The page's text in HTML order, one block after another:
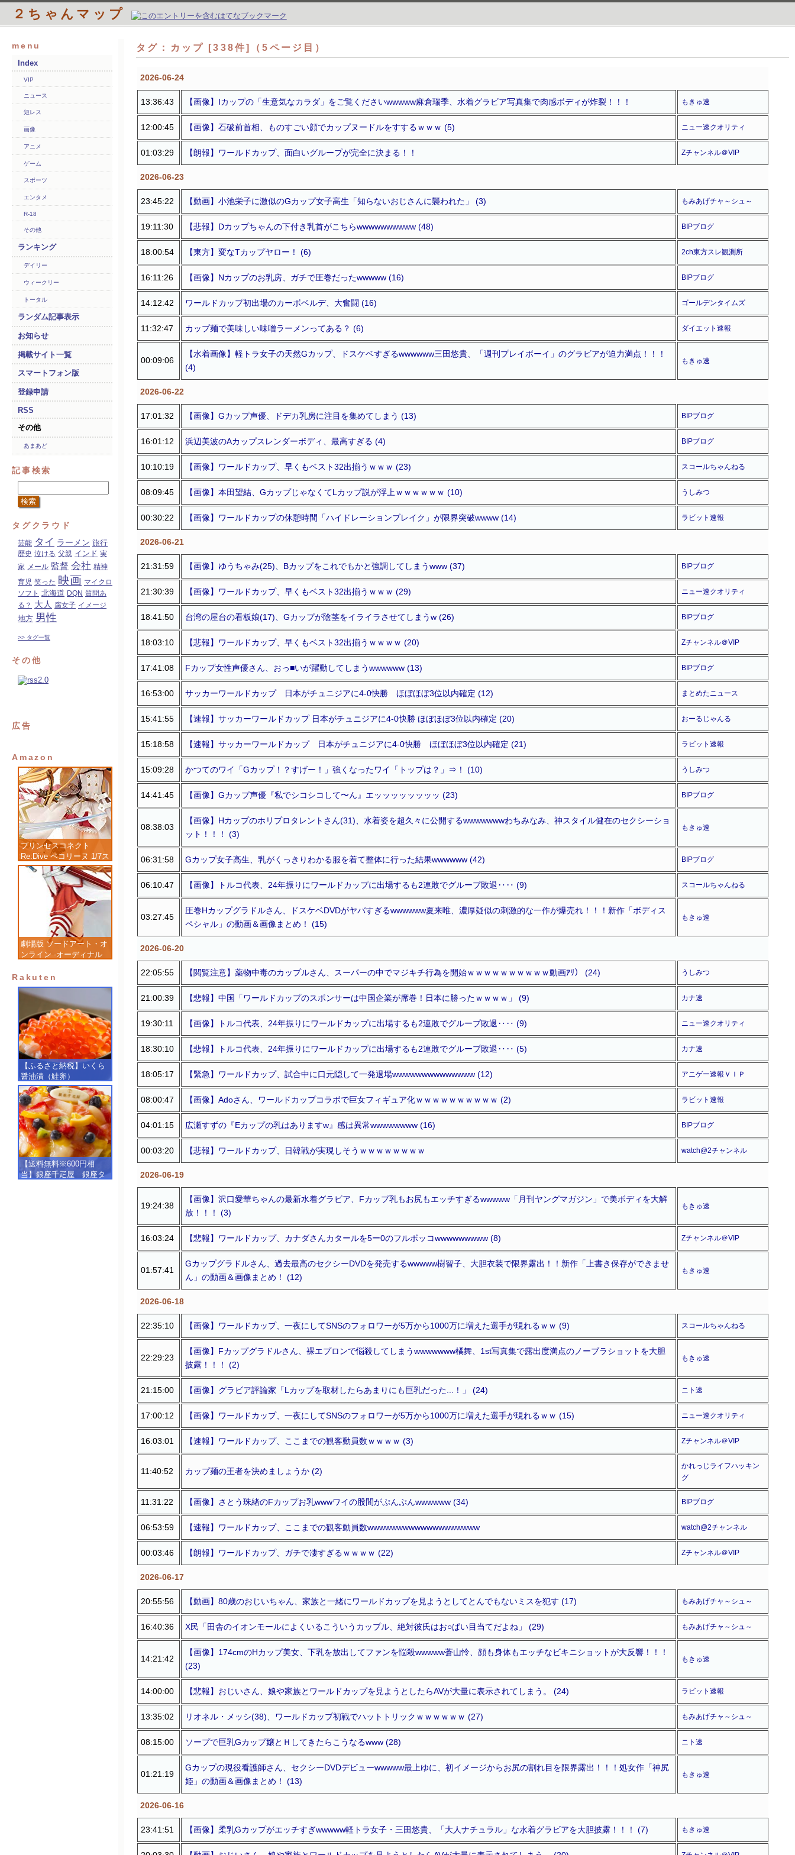
２ちゃんマップ
menu
Index
VIP
ニュース
短レス
画像
アニメ
ゲーム
スポーツ
エンタメ
R-18
その他
ランキング
デイリー
ウィークリー
トータル
ランダム記事表示
お知らせ
掲載サイト一覧
スマートフォン版
登録申請
RSS
その他
あまあど
記事検索
タグクラウド
芸能 タイ ラーメン 旅行
歴史 泣ける 父親 インド 実
家
メール 監督 会社 精神
育児 笑った 映画 マイクロ
ソフト 北海道 DQN 質問あ
る？ 大人 腐女子 イメージ
地方 男性
>> タグ一覧
その他
広告
Amazon
プリンセスコネクト
Re:Dive ペコリーヌ 1/7ス
ケール 塗装済み完成品フ
ィギュア
劇場版 ソードアート・オ
ンライン -オーディナル
成品フィギュア
Rakuten
【ふるさと納税】いくら
醤油漬（鮭卵）
【500g（250g×2）】
【送料無料※600円相
当】銀座千疋屋 銀座タ
タグ：カップ [338件]（5ページ目）
2026-06-24
13:36:43 【画像】Iカップの「生意気なカラダ」をご覧くださいwwwww麻倉瑞季、水着グラビア写真集で肉感ボディが炸裂！！！ もきゅ速
12:00:45 【画像】石破前首相、ものすごい顔でカップヌードルをすするｗｗｗ (5) ニュー速クオリティ
01:03:29 【朗報】ワールドカップ、面白いグループが完全に決まる！！ Zチャンネル＠VIP
2026-06-23
23:45:22 【動画】小池栄子に激似のGカップ女子高生「知らないおじさんに襲われた」 (3) もみあげチャ～シュ～
19:11:30 【悲報】Dカップちゃんの下付き乳首がこちらwwwwwwwwww (48) BIPブログ
18:00:54 【東方】変なTカップヤロー！ (6) 2ch東方スレ観測所
16:11:26 【画像】Nカップのお乳房、ガチで圧巻だったwwwww (16) BIPブログ
14:12:42 ワールドカップ初出場のカーボベルデ、大奮闘 (16) ゴールデンタイムズ
11:32:47 カップ麺で美味しい味噌ラーメンってある？ (6) ダイエット速報
00:09:06
【水着画像】軽トラ女子の天然Gカップ、ドスケベすぎるwwwwww三田悠貴、「週刊プレイボーイ」のグラビアが迫力満点！！！
(4)
もきゅ速
2026-06-22
17:01:32 【画像】Gカップ声優、ドデカ乳房に注目を集めてしまう (13) BIPブログ
16:01:12 浜辺美波のAカップスレンダーボディ、最高すぎる (4) BIPブログ
10:10:19 【画像】ワールドカップ、早くもベスト32出揃うｗｗｗ (23) スコールちゃんねる
08:09:45 【画像】本田望結、GカップじゃなくてLカップ説が浮上ｗｗｗｗｗｗ (10) うしみつ
00:30:22 【画像】ワールドカップの休憩時間「ハイドレーションブレイク」が限界突破wwww (14) ラビット速報
2026-06-21
21:31:59 【画像】ゆうちゃみ(25)、Bカップをこれでもかと強調してしまうwww (37) BIPブログ
21:30:39 【画像】ワールドカップ、早くもベスト32出揃うｗｗｗ (29) ニュー速クオリティ
18:41:50 台湾の屋台の看板娘(17)、Gカップが陰茎をイライラさせてしまうw (26) BIPブログ
18:03:10 【悲報】ワールドカップ、早くもベスト32出揃うｗｗｗｗ (20) Zチャンネル＠VIP
17:41:08 Fカップ女性声優さん、おっ■いが躍動してしまうwwwwww (13) BIPブログ
16:53:00 サッカーワールドカップ 日本がチュニジアに4-0快勝 ほぼほぼ3位以内確定 (12) まとめたニュース
15:41:55 【速報】サッカーワールドカップ 日本がチュニジアに4-0快勝 ほぼほぼ3位以内確定 (20) おーるじゃんる
15:18:58 【速報】サッカーワールドカップ 日本がチュニジアに4-0快勝 ほぼほぼ3位以内確定 (21) ラビット速報
15:09:28 かつてのワイ「Gカップ！？すげー！」強くなったワイ「トップは？」⇒！ (10) うしみつ
14:41:45 【画像】Gカップ声優『私でシコシコして〜ん』エッッッッッッッッ (23) BIPブログ
08:38:03
【画像】Hカップのホリプロタレントさん(31)、水着姿を超久々に公開するwwwwwwwわちみなみ、神スタイル健在のセクシーショ
ット！！！ (3)
もきゅ速
06:31:58 Gカップ女子高生、乳がくっきりわかる服を着て整体に行った結果wwwwww (42) BIPブログ
06:10:47 【画像】トルコ代表、24年振りにワールドカップに出場するも2連敗でグループ敗退‥‥ (9) スコールちゃんねる
03:27:45
圧巻Hカップグラドルさん、ドスケベDVDがヤバすぎるwwwwww夏来唯、濃厚疑似の刺激的な一作が爆売れ！！！新作「ボディス
ペシャル」の動画＆画像まとめ！ (15)
もきゅ速
2026-06-20
22:05:55 【閲覧注意】薬物中毒のカップルさん、スーパーの中でマジキチ行為を開始ｗｗｗｗｗｗｗｗｗｗ動画ｱﾘ） (24) うしみつ
21:00:39 【悲報】中国「ワールドカップのスポンサーは中国企業が席巻！日本に勝ったｗｗｗｗ」 (9) カナ速
19:30:11 【画像】トルコ代表、24年振りにワールドカップに出場するも2連敗でグループ敗退‥‥ (9) ニュー速クオリティ
18:30:10 【悲報】トルコ代表、24年振りにワールドカップに出場するも2連敗でグループ敗退‥‥ (5) カナ速
18:05:17 【緊急】ワールドカップ、試合中に口元隠して一発退場wwwwwwwwwwwwww (12) アニゲー速報ＶＩＰ
08:00:47 【画像】Adoさん、ワールドカップコラボで巨女フィギュア化ｗｗｗｗｗｗｗｗｗｗ (2) ラビット速報
04:01:15 広瀬すずの『Eカップの乳はありますw』感は異常wwwwwwww (16) BIPブログ
00:03:20 【悲報】ワールドカップ、日韓戦が実現しそうｗｗｗｗｗｗｗｗ watch@2チャンネル
2026-06-19
19:24:38
【画像】沢口愛華ちゃんの最新水着グラビア、Fカップ乳もお尻もエッチすぎるwwwww「月刊ヤングマガジン」で美ボディを大解
放！！！ (3)
もきゅ速
16:03:24 【悲報】ワールドカップ、カナダさんカタールを5ー0のフルボッコwwwwwwwww (8) Zチャンネル＠VIP
01:57:41
Gカップグラドルさん、過去最高のセクシーDVDを発売するwwwww樹智子、大胆衣装で限界露出！！新作「上書き保存ができませ
ん」の動画＆画像まとめ！ (12)
もきゅ速
2026-06-18
22:35:10 【画像】ワールドカップ、一夜にしてSNSのフォロワーが5万から1000万に増えた選手が現れるｗｗ (9) スコールちゃんねる
22:29:23
【画像】Fカップグラドルさん、裸エプロンで悩殺してしまうwwwwwww橘舞、1st写真集で露出度満点のノーブラショットを大胆
披露！！！ (2)
もきゅ速
21:15:00 【画像】グラビア評論家「Lカップを取材したらあまりにも巨乳だった...！」 (24) ニト速
17:00:12 【画像】ワールドカップ、一夜にしてSNSのフォロワーが5万から1000万に増えた選手が現れるｗｗ (15) ニュー速クオリティ
16:03:01 【速報】ワールドカップ、ここまでの観客動員数ｗｗｗｗ (3) Zチャンネル＠VIP
11:40:52 カップ麺の王者を決めましょうか (2)
かれっじライフハッキン
グ
11:31:22 【画像】さとう珠緒のFカップお乳wwwワイの股間がぷんぷんwwwwww (34) BIPブログ
06:53:59 【速報】ワールドカップ、ここまでの観客動員数wwwwwwwwwwwwwwwwwww watch@2チャンネル
00:03:46 【朗報】ワールドカップ、ガチで凄すぎるｗｗｗｗ (22) Zチャンネル＠VIP
2026-06-17
20:55:56 【動画】80歳のおじいちゃん、家族と一緒にワールドカップを見ようとしてとんでもないミスを犯す (17) もみあげチャ～シュ～
16:40:36 X民「田舎のイオンモールによくいるこういうカップル、絶対彼氏はお○ぱい目当てだよね」 (29) もみあげチャ～シュ～
14:21:42
【画像】174cmのHカップ美女、下乳を放出してファンを悩殺wwwww蒼山怜、顔も身体もエッチなビキニショットが大反響！！！
(23)
もきゅ速
14:00:00 【悲報】おじいさん、娘や家族とワールドカップを見ようとしたらAVが大量に表示されてしまう。 (24) ラビット速報
13:35:02 リオネル・メッシ(38)、ワールドカップ初戦でハットトリックｗｗｗｗｗｗ (27) もみあげチャ～シュ～
08:15:00 ソープで巨乳Gカップ嬢とＨしてきたらこうなるwww (28) ニト速
01:21:19
Gカップの現役看護師さん、セクシーDVDデビューwwwww最上ゆに、初イメージからお尻の割れ目を限界露出！！！処女作「神尻
姫」の動画＆画像まとめ！ (13)
もきゅ速
2026-06-16
23:41:51 【画像】柔乳Gカップがエッチすぎwwwww軽トラ女子・三田悠貴、「大人ナチュラル」な水着グラビアを大胆披露！！！ (7) もきゅ速